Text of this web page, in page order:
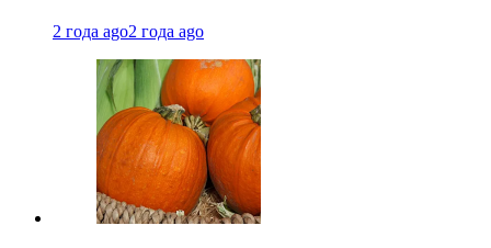
2 года ago2 года ago